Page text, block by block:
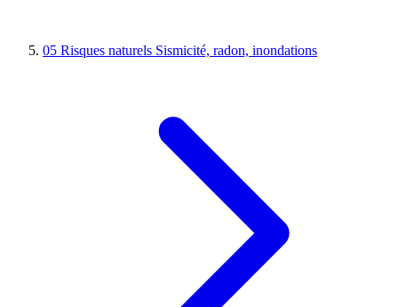
05 Risques naturels Sismicité, radon, inondations